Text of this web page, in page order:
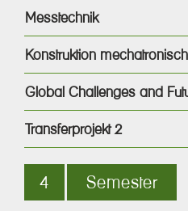
Messtechnik
Konstruktion
Global Challenges and
Transferprojekt 2
4 Semester